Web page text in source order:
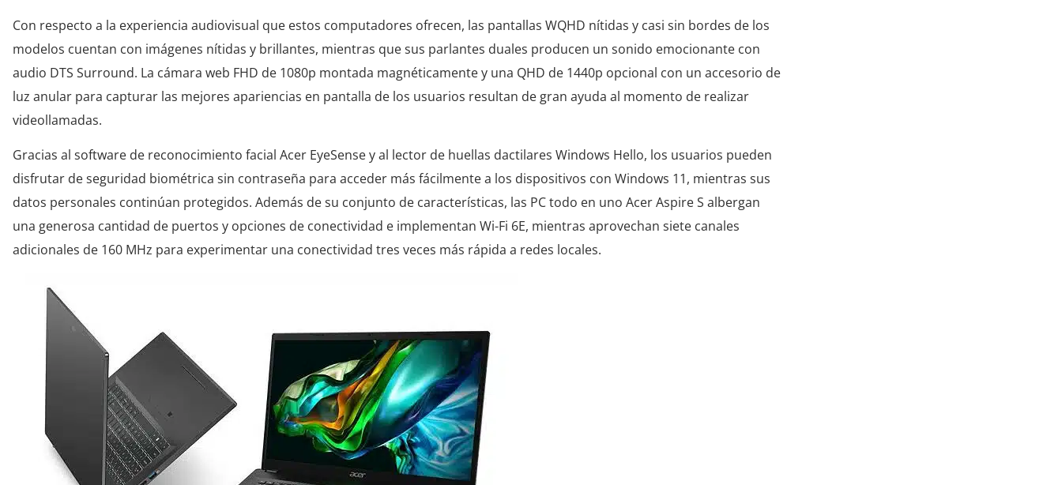
Con respecto a la experiencia audiovisual que estos computadores ofrecen, las pantallas WQHD nítidas y casi sin bordes de los
modelos cuentan con imágenes nítidas y brillantes, mientras que sus parlantes duales producen un sonido emocionante con
audio DTS Surround. La cámara web FHD de 1080p montada magnéticamente y una QHD de 1440p opcional con un accesorio de
luz anular para capturar las mejores apariencias en pantalla de los usuarios resultan de gran ayuda al momento de realizar
videollamadas.
Gracias al software de reconocimiento facial Acer EyeSense y al lector de huellas dactilares Windows Hello, los usuarios pueden
disfrutar de seguridad biométrica sin contraseña para acceder más fácilmente a los dispositivos con Windows 11, mientras sus
datos personales continúan protegidos. Además de su conjunto de características, las PC todo en uno Acer Aspire S albergan
una generosa cantidad de puertos y opciones de conectividad e implementan Wi-Fi 6E, mientras aprovechan siete canales
adicionales de 160 MHz para experimentar una conectividad tres veces más rápida a redes locales.